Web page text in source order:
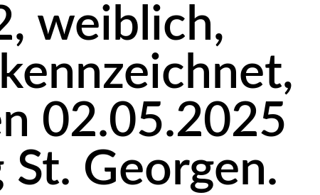
weiblich,
02.05.2025
St. Georgen.